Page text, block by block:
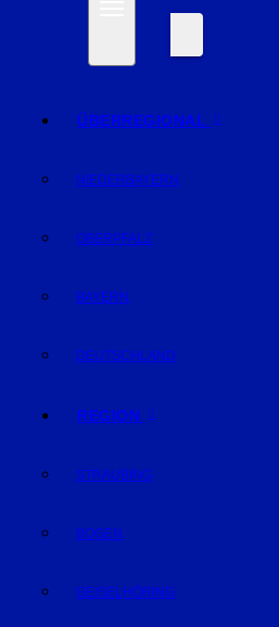
ÜBERREGIONAL
NIEDERBAYERN
OBERPFALZ
BAYERN
DEUTSCHLAND
REGION
STRAUBING
BOGEN
GEISELHÖRING